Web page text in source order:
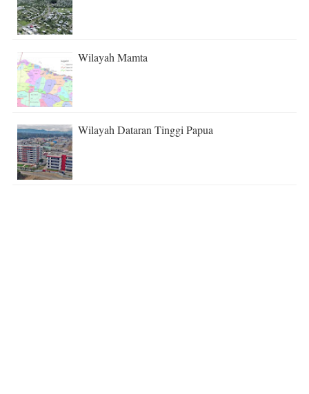
Wilayah Mamta
Wilayah Dataran Tinggi Papua